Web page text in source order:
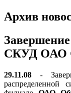
Архив
СКУД ОАО
29.11.08 -
распределенной